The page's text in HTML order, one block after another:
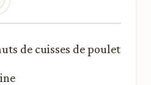
de cuisses de poulet